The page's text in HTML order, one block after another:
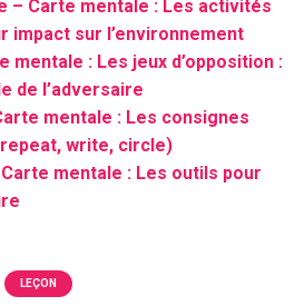
– Carte mentale : Les activités
impact sur l’environnement
mentale : Les jeux d’opposition :
de l’adversaire
mentale : Les consignes
write, circle)
mentale : Les outils pour
LEÇON